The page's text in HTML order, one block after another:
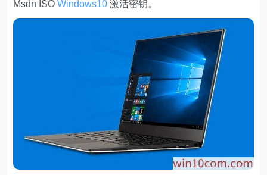
Msdn ISOWindows10 激活密钥。